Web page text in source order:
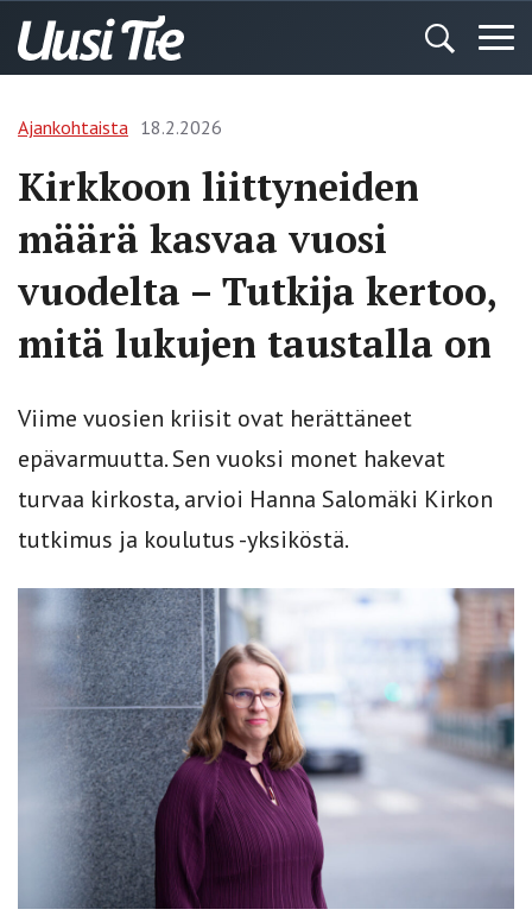
Ajankohtaista 18.2.2026
Kirkkoon liittyneiden
määrä kasvaa vuosi
vuodelta – Tutkija kertoo,
mitä lukujen taustalla on
Viime vuosien kriisit ovat herättäneet
epävarmuutta. Sen vuoksi monet hakevat
turvaa kirkosta, arvioi Hanna Salomäki Kirkon
tutkimus ja koulutus -yksiköstä.